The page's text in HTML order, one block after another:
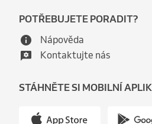
POTŘEBUJETE PORADIT?
Nápověda
Kontaktujte nás
STÁHNĚTE SI MOBILNÍ